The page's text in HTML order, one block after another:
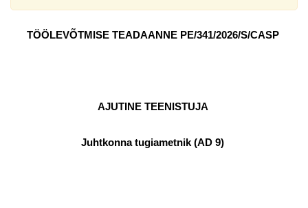
TÖÖLEVÕTMISE TEADAANNE PE/341/2026/S/CASP
AJUTINE TEENISTUJA
Juhtkonna tugiametnik (AD 9)